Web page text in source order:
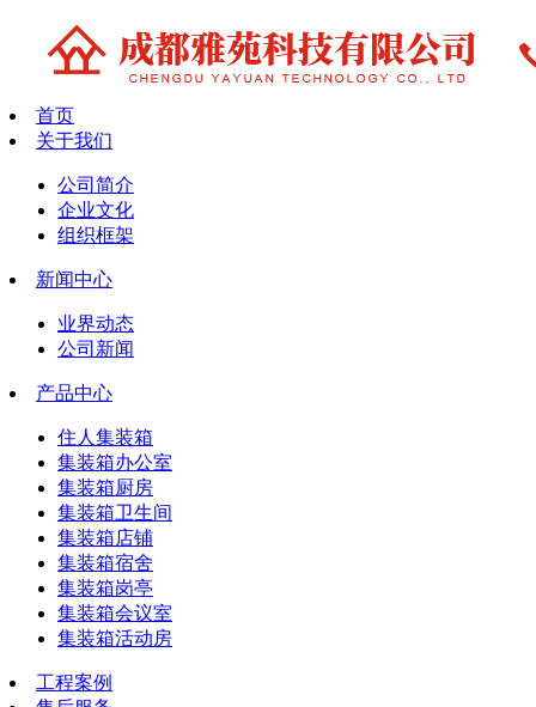
首页
关于我们
公司简介
企业文化
组织框架
新闻中心
业界动态
公司新闻
产品中心
住人集装箱
集装箱办公室
集装箱厨房
集装箱卫生间
集装箱店铺
集装箱宿舍
集装箱岗亭
集装箱会议室
集装箱活动房
工程案例